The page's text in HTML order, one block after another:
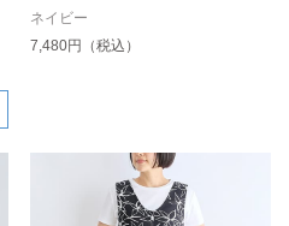
ネイビー
7,480円（税込）